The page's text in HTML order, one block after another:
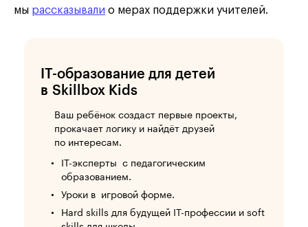
мы рассказывали о мерах поддержки учителей.
IT-образование для детей
в Skillbox Kids
Ваш ребёнок создаст первые проекты,
прокачает логику и найдёт друзей
по интересам.
IT-эксперты с педагогическим
образованием.
Уроки в игровой форме.
Hard skills для будущей IT-профессии и soft